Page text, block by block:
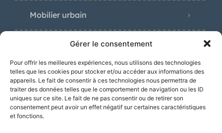
Gérer le consentement
Pour offrir les meilleures expériences, nous utilisons des technologies
telles que les cookies pour stocker et/ou accéder aux informations des
appareils. Le fait de consentir à ces technologies nous permettra de
traiter des données telles que le comportement de navigation ou les ID
uniques sur ce site. Le fait de ne pas consentir ou de retirer son
consentement peut avoir un effet négatif sur certaines caractéristiques
et fonctions.
Mobilier urbain
Distinctions